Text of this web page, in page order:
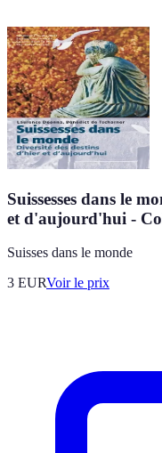
Suissesses dans le
et d'aujourd'hui -
Suisses dans le monde
3 EURVoir le prix